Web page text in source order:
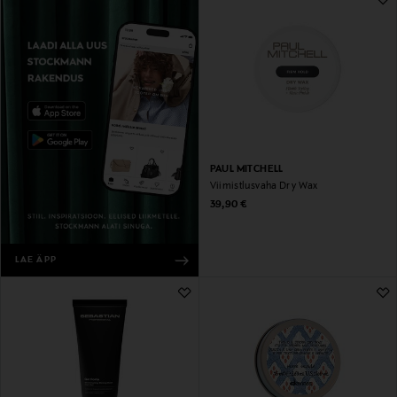
LAE ÄPP
PAUL MITCHELL
Viimistlusvaha Dry Wax
Original Price
39,90 €